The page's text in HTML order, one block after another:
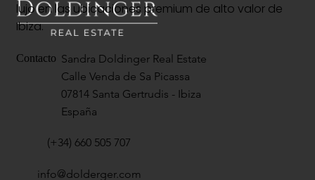
lujo en las ubicaciones premium de alto valor de
Ibiza.
Contacto Sandra Doldinger Real Estate
Calle Venda de Sa Picassa
07814 Santa Gertrudis - Ibiza
España
(+34) 660 505 707
info@dolderger.com